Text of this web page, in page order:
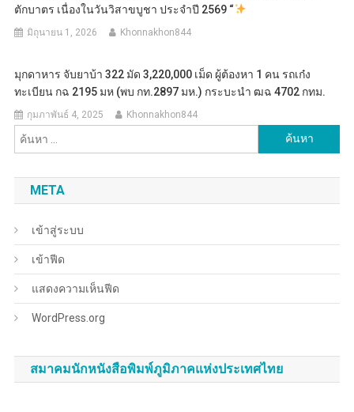
ตักบาตร เนื่องในวันวิสาขบูชา ประจำปี 2569 “
มิถุนายน 1, 2026 Khonnakhon844
มุกดาหาร จับยาบ้า 322 มัด 3,220,000 เม็ด ผู้ต้องหา 1 คน รถเก๋ง
ทะเบียน กฉ 2195 มห (พบ กท.2897 มห.) กระบะนำ ฒฉ 4702 กทม.
กุมภาพันธ์ 4, 2025 Khonnakhon844
สำหรับ:
META
เข้าสู่ระบบ
เข้าฟีด
แสดงความเห็นฟีด
WordPress.org
สมาคมนักหนังสือพิมพ์ภูมิภาคแห่งประเทศไทย